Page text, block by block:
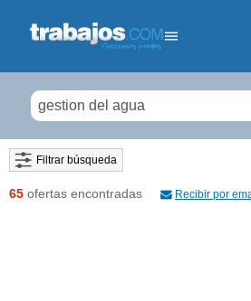
Filtrar búsqueda
65 ofertas encontradas Recibir por